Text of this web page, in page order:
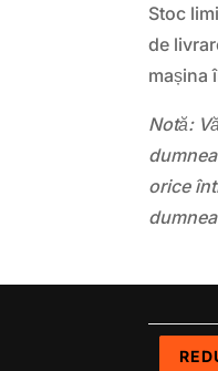
Stoc
de
mașina
Notă:
orice